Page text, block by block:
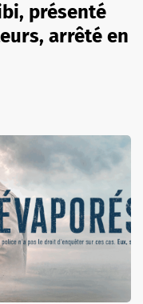
présenté
arrêté en